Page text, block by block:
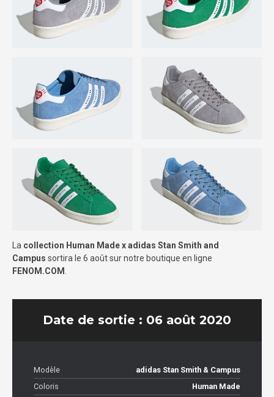
La collection Human Made x adidas Stan Smith and
Campus sortira le 6 août sur notre boutique en ligne
FENOM.COM .
Date de sortie : 06 août 2020
Modèle
adidas Stan Smith & Campus
Coloris
Human Made